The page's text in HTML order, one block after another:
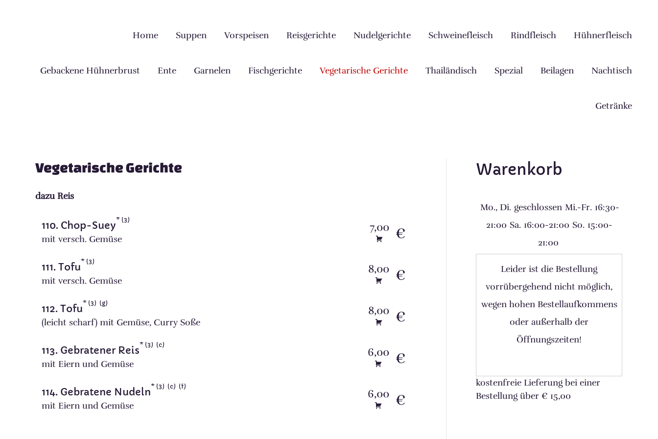
Home Suppen Vorspeisen Reisgerichte Nudelgerichte Schweinefleisch Rindfleisch Hühnerfleisch
Gebackene Hühnerbrust Ente Garnelen Fischgerichte Vegetarische Gerichte Thailändisch Spezial Beilagen Nachtisch
Getränke
Vegetarische Gerichte
dazu Reis
110. Chop-Suey 3
7,00 €
mit versch. Gemüse
111. Tofu 3
8,00 €
mit versch. Gemüse
112. Tofu 3 g
8,00 €
(leicht scharf) mit Gemüse, Curry Soße
113. Gebratener Reis 3 c
6,00 €
mit Eiern und Gemüse
114. Gebratene Nudeln 3 c f
6,00 €
mit Eiern und Gemüse
Warenkorb
Mo., Di. geschlossen Mi.-Fr. 16:30-
21:00 Sa. 16:00-21:00 So. 15:00-
21:00
Leider ist die Bestellung
vorrübergehend nicht möglich,
wegen hohen Bestellaufkommens
oder außerhalb der
Öffnungszeiten!
kostenfreie Lieferung bei einer
Bestellung über € 15,00